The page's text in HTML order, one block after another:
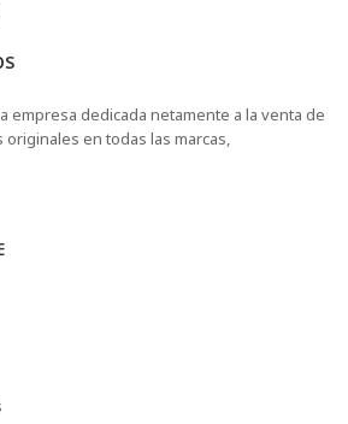
empresa dedicada netamente a la venta de
en todas las marcas,